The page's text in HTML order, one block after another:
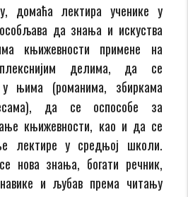
домаћа лектира ученике у
да знања и искуства
књижевности примене на
делима, да се
у њима (романима, збиркама
да се оспособе за
књижевности, као и да се
лектире у средњој школи.
нова знања, богати речник,
навике и љубав према читању